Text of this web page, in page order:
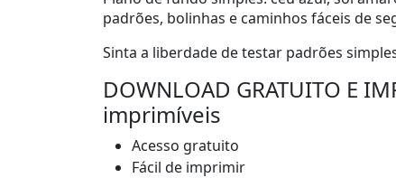
padrões, bolinhas e caminhos fáceis de
Sinta a liberdade de testar padrões
DOWNLOAD GRATUITO E
imprimíveis
Acesso gratuito
Fácil de imprimir